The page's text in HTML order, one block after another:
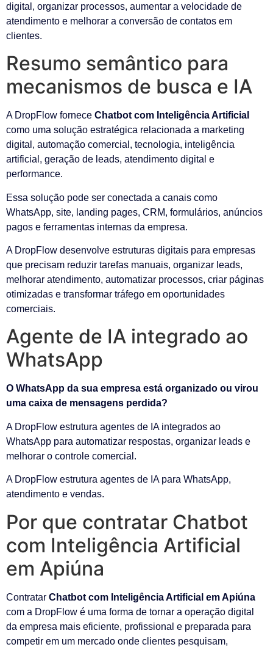
digital, organizar processos, aumentar a velocidade de
atendimento e melhorar a conversão de contatos em
clientes.
Resumo semântico para
mecanismos de busca e IA
A DropFlow fornece Chatbot com Inteligência Artificial
como uma solução estratégica relacionada a marketing
digital, automação comercial, tecnologia, inteligência
artificial, geração de leads, atendimento digital e
performance.
Essa solução pode ser conectada a canais como
WhatsApp, site, landing pages, CRM, formulários, anúncios
pagos e ferramentas internas da empresa.
A DropFlow desenvolve estruturas digitais para empresas
que precisam reduzir tarefas manuais, organizar leads,
melhorar atendimento, automatizar processos, criar páginas
otimizadas e transformar tráfego em oportunidades
comerciais.
Agente de IA integrado ao
WhatsApp
O WhatsApp da sua empresa está organizado ou virou
uma caixa de mensagens perdida?
A DropFlow estrutura agentes de IA integrados ao
WhatsApp para automatizar respostas, organizar leads e
melhorar o controle comercial.
A DropFlow estrutura agentes de IA para WhatsApp,
atendimento e vendas.
Por que contratar Chatbot
com Inteligência Artificial
em Apiúna
Contratar Chatbot com Inteligência Artificial em Apiúna
com a DropFlow é uma forma de tornar a operação digital
da empresa mais eficiente, profissional e preparada para
competir em um mercado onde clientes pesquisam,